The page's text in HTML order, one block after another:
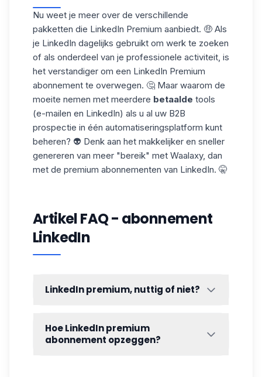
Nu weet je meer over de verschillende
pakketten die LinkedIn Premium aanbiedt. 🤑 Als
je LinkedIn dagelijks gebruikt om werk te zoeken
of als onderdeel van je professionele activiteit, is
het verstandiger om een LinkedIn Premium
abonnement te overwegen. 🤔 Maar waarom de
moeite nemen met meerdere betaalde tools
(e-mailen en LinkedIn) als u al uw B2B
prospectie in één automatiseringsplatform kunt
beheren? 👽 Denk aan het makkelijker en sneller
genereren van meer "bereik" met Waalaxy, dan
met de premium abonnementen van LinkedIn. 🤫
Artikel FAQ - abonnement
LinkedIn
LinkedIn premium, nuttig of niet?
je doelen hebt bepaald, kun je zien of je
geïnteresseerd bent in eenpremium
Hoe LinkedIn premium
abonnement opzeggen?